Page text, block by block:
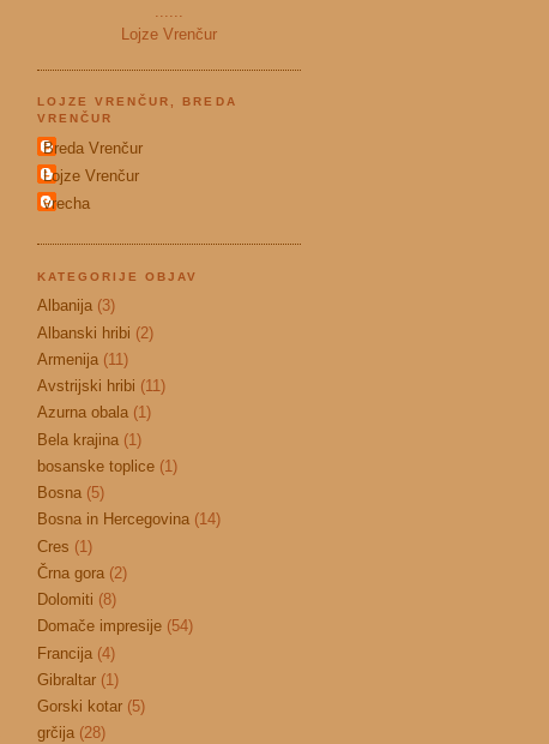
......
Lojze Vrenčur
LOJZE VRENČUR, BREDA
VRENČUR
Breda Vrenčur
Lojze Vrenčur
vrecha
KATEGORIJE OBJAV
Albanija (3)
Albanski hribi (2)
Armenija (11)
Avstrijski hribi (11)
Azurna obala (1)
Bela krajina (1)
bosanske toplice (1)
Bosna (5)
Bosna in Hercegovina (14)
Cres (1)
Črna gora (2)
Dolomiti (8)
Domače impresije (54)
Francija (4)
Gibraltar (1)
Gorski kotar (5)
grčija (28)